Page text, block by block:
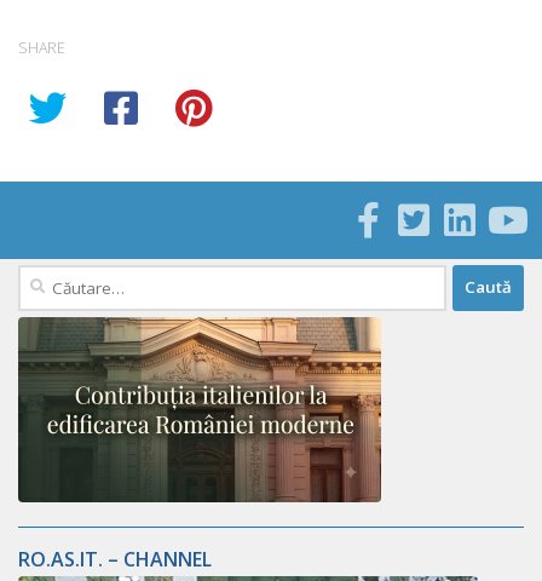
SHARE
Caută
după:
RO.AS.IT. – CHANNEL